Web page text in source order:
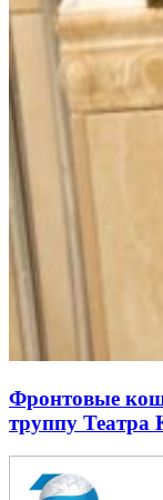
Фронтовые
труппу Театра